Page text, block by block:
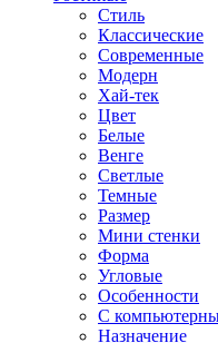
Стиль
Классические
Современные
Модерн
Хай-тек
Цвет
Белые
Венге
Светлые
Темные
Размер
Мини стенки
Форма
Угловые
Особенности
С
Назначение